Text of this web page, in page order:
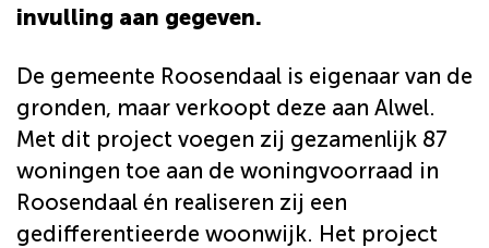
invulling aan gegeven.
De gemeente Roosendaal is eigenaar van de
gronden, maar verkoopt deze aan Alwel.
Met dit project voegen zij gezamenlijk 87
woningen toe aan de woningvoorraad in
Roosendaal én realiseren zij een
gedifferentieerde woonwijk. Het project